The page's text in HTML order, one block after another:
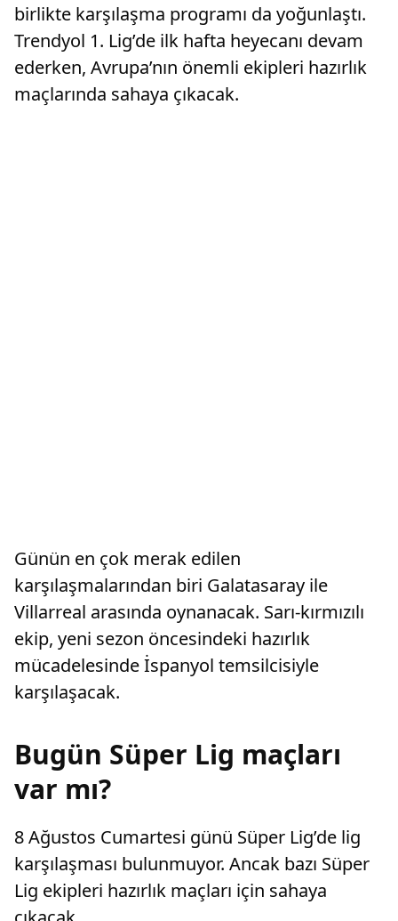
birlikte karşılaşma programı da yoğunlaştı.
Trendyol 1. Lig’de ilk hafta heyecanı devam
ederken, Avrupa’nın önemli ekipleri hazırlık
maçlarında sahaya çıkacak.
Günün en çok merak edilen
karşılaşmalarından biri Galatasaray ile
Villarreal arasında oynanacak. Sarı-kırmızılı
ekip, yeni sezon öncesindeki hazırlık
mücadelesinde İspanyol temsilcisiyle
karşılaşacak.
Bugün Süper Lig maçları
var mı?
8 Ağustos Cumartesi günü Süper Lig’de lig
karşılaşması bulunmuyor. Ancak bazı Süper
Lig ekipleri hazırlık maçları için sahaya